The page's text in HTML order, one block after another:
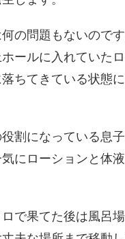
の問題もないので
ールに入れていた
ちてきている状態
割になっている息
にローションと体
で果てた後は風呂